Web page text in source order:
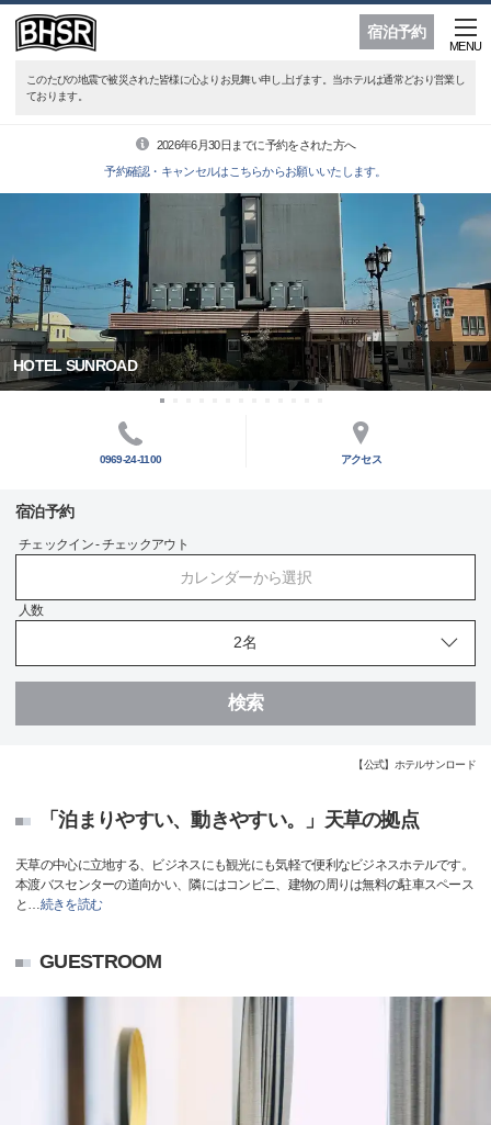
宿泊予約
MENU
このたびの地震で被災された皆様に心よりお見舞い申し上げます。当ホテルは通常どおり営業し
ております。
2026年6月30日までに予約をされた方へ
予約確認・キャンセルはこちらからお願いいたします。
HOTEL SUNROAD
0969-24-1100 アクセス
宿泊予約
チェックイン - チェックアウト
カレンダーから選択
人数
検索
【公式】ホテルサンロード
「泊まりやすい、動きやすい。」天草の拠点
天草の中心に立地する、ビジネスにも観光にも気軽で便利なビジネスホテルです。
本渡バスセンターの道向かい、隣にはコンビニ、建物の周りは無料の駐車スペース
と …続きを読む
GUESTROOM